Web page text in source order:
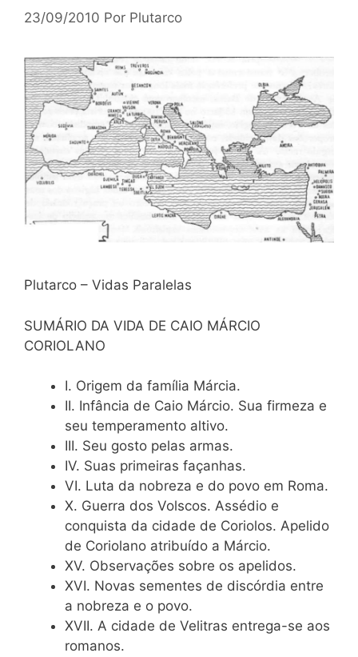
23/09/2010 Por Plutarco
Plutarco – Vidas Paralelas
SUMÁRIO DA VIDA DE CAIO MÁRCIO
CORIOLANO
I. Origem da família Márcia.
II. Infância de Caio Márcio. Sua firmeza e
seu temperamento altivo.
III. Seu gosto pelas armas.
IV. Suas primeiras façanhas.
VI. Luta da nobreza e do povo em Roma.
X. Guerra dos Volscos. Assédio e
conquista da cidade de Coriolos. Apelido
de Coriolano atribuído a Márcio.
XV. Observações sobre os apelidos.
XVI. Novas sementes de discórdia entre
a nobreza e o povo.
XVII. A cidade de Velitras entrega-se aos
romanos.